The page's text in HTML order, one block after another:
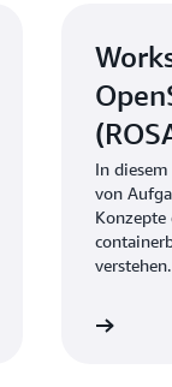
In
von
verstehen.